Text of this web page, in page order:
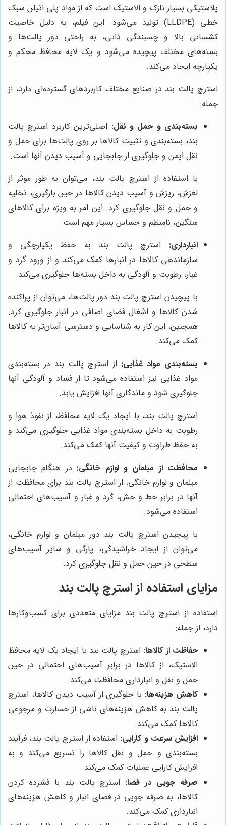
پلاستیکی بسیار نازک و الاستیک است که از مواد پلی اتیلن سبک
خطی (LLDPE) تولید می‌شود. این فیلم، به دلیل خاصیت
کشسانی بالا و چسبندگی ذاتی، به راحتی دور پالت‌ها و
بسته‌های مختلف پیچیده می‌شود و یک لایه محافظ محکم و
یکپارچه ایجاد می‌کند.
استرچ پالت بند در صنایع مختلف کاربردهای گسترده‌ای دارد، از
جمله:
بسته‌بندی و حمل و نقل: اصلی‌ترین کاربرد استرچ پالت
بند، بسته‌بندی و تثبیت کالاها بر روی پالت‌ها برای حمل و
نقل ایمن و جلوگیری از جابجایی و آسیب دیدن آنها است.
با استفاده از استرچ پالت بند، می‌توان به طور موثر از
لغزش، ریزش و آسیب دیدن کالاها در حین بارگیری، تخلیه
و حمل و نقل جلوگیری کرد. این امر به ویژه برای کالاهای
سنگین، نامنظم و حساس بسیار مهم است.
انبارداری: استرچ پالت بند به حفظ یکپارچگی و
سازماندهی کالاها در انبارها کمک می‌کند و از ورود گرد و
غبار، رطوبت و آلودگی به داخل بسته‌ها جلوگیری می‌کند.
با پیچیدن استرچ پالت بند دور پالت‌ها، می‌توان از پراکنده
شدن کالاها و اشغال فضای اضافی در انبار جلوگیری کرد.
همچنین، این کار به شناسایی و دسترسی آسان‌تر به کالاها
کمک می‌کند.
بسته‌بندی مواد غذایی: از استرچ پالت بند در بسته‌بندی
مواد غذایی نیز استفاده می‌شود تا از فساد و آلودگی آنها
جلوگیری شود و ماندگاری آنها افزایش یابد.
استرچ پالت بند، با ایجاد یک لایه محافظ، از نفوذ هوا و
رطوبت به داخل بسته‌بندی مواد غذایی جلوگیری می‌کند و
به حفظ طراوت و کیفیت آنها کمک می‌کند.
محافظت از مبلمان و لوازم خانگی: در هنگام جابجایی
مبلمان و لوازم خانگی، از استرچ پالت بند برای محافظت از
آنها در برابر خط و خش، گرد و غبار و آسیب‌های احتمالی
استفاده می‌شود.
با پیچیدن استرچ پالت بند دور مبلمان و لوازم خانگی،
می‌توان از ایجاد خراشیدگی، پارگی و سایر آسیب‌های
سطحی در حین حمل و نقل جلوگیری کرد.
مزایای استفاده از استرچ پالت بند
استفاده از استرچ پالت بند مزایای متعددی برای کسب‌وکارها
دارد، از جمله:
حفاظت از کالاها: استرچ پالت بند با ایجاد یک لایه محافظ
الاستیک، از کالاها در برابر آسیب‌های احتمالی در حین
حمل و نقل و انبارداری محافظت می‌کند.
کاهش هزینه‌ها: با جلوگیری از آسیب دیدن کالاها، استرچ
پالت بند به کاهش هزینه‌های ناشی از خسارت و مرجوعی
کالاها کمک می‌کند.
افزایش سرعت و کارایی: استفاده از استرچ پالت بند، فرآیند
بسته‌بندی و حمل و نقل کالاها را تسریع می‌کند و به
افزایش کارایی عملیات کمک می‌کند.
صرفه جویی در فضا: استرچ پالت بند با فشرده کردن
کالاها، به صرفه جویی در فضای انبار و کاهش هزینه‌های
انبارداری کمک می‌کند.